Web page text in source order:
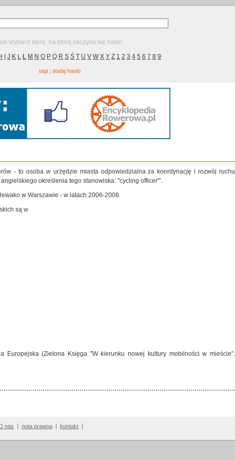
wybierz literę, na którą zaczyna się hasło
J K L Ł M N O P Q R S Ś T U V W X Y Z 1 2 3 4 5 6 7 8 9
tagi| dodaj hasło
- to osoba w urzędzie miasta odpowiedzialna za koordynację i rozwój ruchu
określenia tego stanowiska: "cycling officer'".
w Warszawie - w latach 2006-2008.
są w
Europejska (Zielona Księga "W kierunku nowej kultury mobilności w mieście".
nas | nota prawna | kontakt |